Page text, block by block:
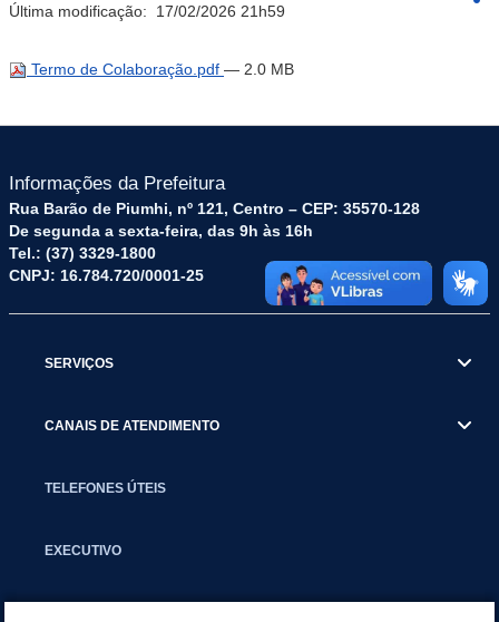
Última modificação: 17/02/2026 21h59
Termo de Colaboração.pdf — 2.0 MB
Informações da Prefeitura
Rua Barão de Piumhi, nº 121, Centro – CEP: 35570-128
De segunda a sexta-feira, das 9h às 16h
Tel.: (37) 3329-1800
CNPJ: 16.784.720/0001-25
SERVIÇOS
CANAIS DE ATENDIMENTO
TELEFONES ÚTEIS
EXECUTIVO